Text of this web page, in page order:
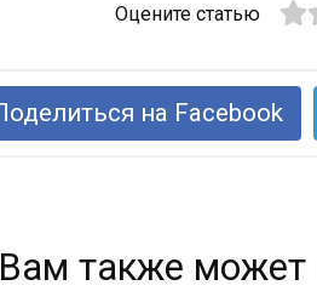
Оцените статью
на Facebook
Вам также может